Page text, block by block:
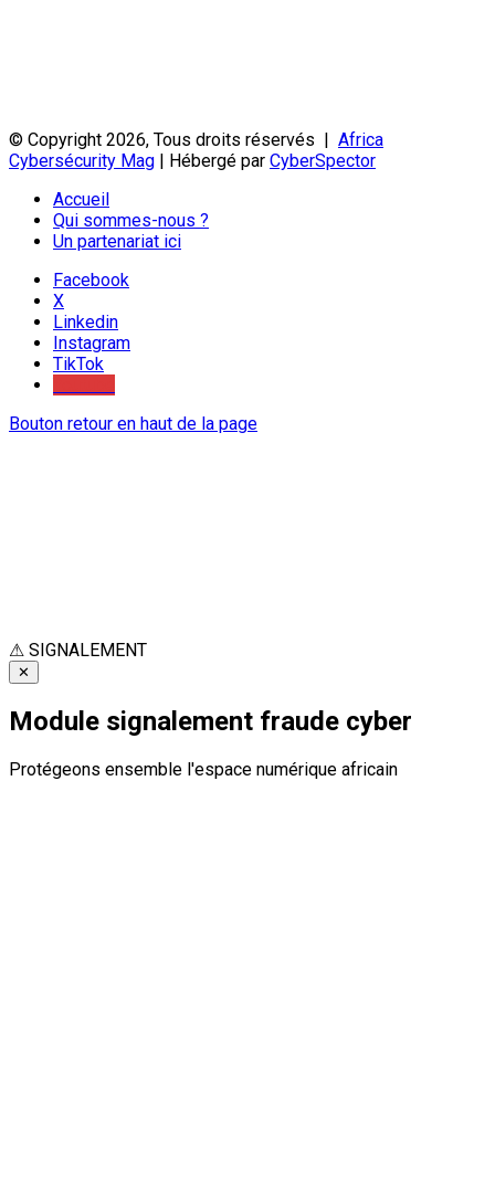
© Copyright 2026, Tous droits réservés | Africa
Cybersécurity Mag | Hébergé par CyberSpector
Accueil
Qui sommes-nous ?
Un partenariat ici
Facebook
X
Linkedin
Instagram
TikTok
Bouton retour en haut de la page
⚠ SIGNALEMENT
✕
Module signalement fraude cyber
Protégeons ensemble l'espace numérique africain